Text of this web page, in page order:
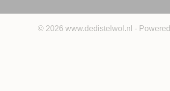
© 2026 www.dedistelwol.nl -